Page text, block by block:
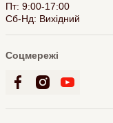
Пт: 9:00-17:00
Сб-Нд: Вихідний
Соцмережі